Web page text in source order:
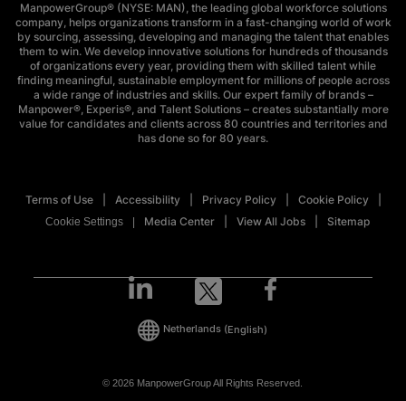
ManpowerGroup® (NYSE: MAN), the leading global workforce solutions
company, helps organizations transform in a fast-changing world of work
by sourcing, assessing, developing and managing the talent that enables
them to win. We develop innovative solutions for hundreds of thousands
of organizations every year, providing them with skilled talent while
finding meaningful, sustainable employment for millions of people across
a wide range of industries and skills. Our expert family of brands –
Manpower®, Experis®, and Talent Solutions – creates substantially more
value for candidates and clients across 80 countries and territories and
has done so for 80 years.
Terms of Use Accessibility Privacy Policy Cookie Policy
Cookie Settings Media Center View All Jobs Sitemap
© 2026 ManpowerGroup All Rights Reserved.
Netherlands (English)